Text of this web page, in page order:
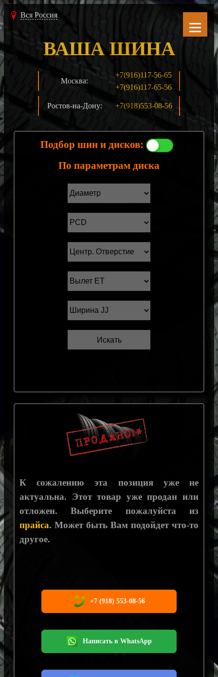
Вся Россия
Москва:
+7(916)117-56-65
+7(916)117-65-56
Ростов-на-Дону: +7(918)553-08-56
ВАША ШИНА
Подбор шин и дисков:
По параметрам диска
К сожалению эта позиция уже не
актуальна. Этот товар уже продан или
отложен. Выберите пожалуйста из
прайса. Может быть Вам подойдет что-то
другое.
+7 (918) 553-08-56
Написать в WhatsApp